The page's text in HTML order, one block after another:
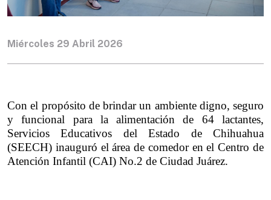
Miércoles 29 Abril 2026
Con el propósito de brindar un ambiente digno, seguro
y funcional para la alimentación de 64 lactantes,
Servicios Educativos del Estado de Chihuahua
(SEECH) inauguró el área de comedor en el Centro de
Atención Infantil (CAI) No.2 de Ciudad Juárez.